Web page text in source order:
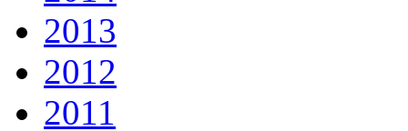
2013
2012
2011